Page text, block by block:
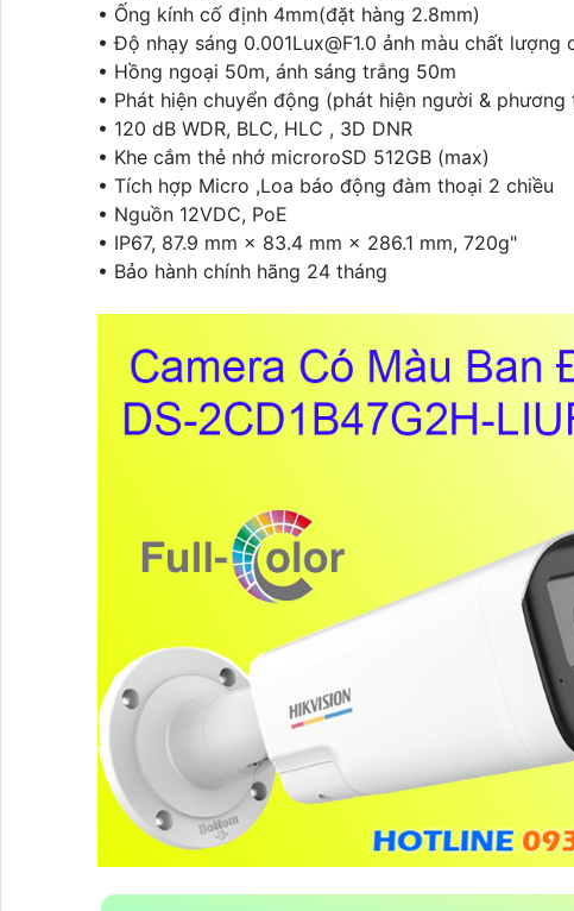
• Ống kính cố định 4mm(đặt hàng 2.8mm)
• Độ nhạy sáng 0.001Lux@F1.0 ảnh màu chất lượng
• Hồng ngoại 50m, ánh sáng trắng 50m
• Phát hiện chuyển động (phát hiện người & phương
• 120 dB WDR, BLC, HLC , 3D DNR
• Khe cắm thẻ nhớ microroSD 512GB (max)
• Tích hợp Micro ,Loa báo động đàm thoại 2 chiều
• Nguồn 12VDC, PoE
• IP67, 87.9 mm × 83.4 mm × 286.1 mm, 720g"
• Bảo hành chính hãng 24 tháng